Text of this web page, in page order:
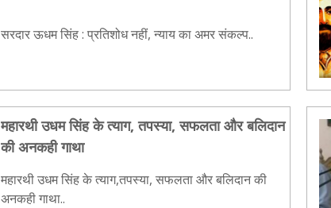
सरदार ऊधम सिंह : प्रतिशोध नहीं, न्याय का अमर संकल्प..
महारथी उधम सिंह के त्याग, तपस्या, सफलता और बलिदान
की अनकही गाथा
महारथी उधम सिंह के त्याग,तपस्या, सफलता और बलिदान की
अनकही गाथा..